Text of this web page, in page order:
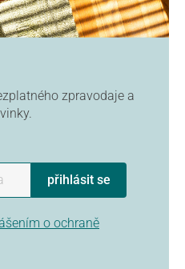
zpravodaje a
přihlásit se
o ochraně